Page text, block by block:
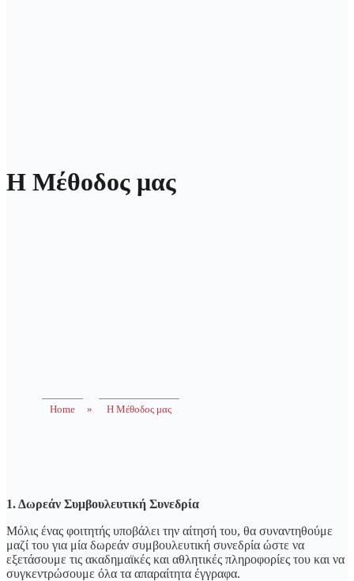
Η Μέθοδος μας
Home » Η Μέθοδος μας
1. Δωρεάν Συμβουλευτική Συνεδρία
Μόλις ένας φοιτητής υποβάλει την αίτησή του, θα συναντηθούμε
μαζί του για μία δωρεάν συμβουλευτική συνεδρία ώστε να
εξετάσουμε τις ακαδημαϊκές και αθλητικές πληροφορίες του και να
συγκεντρώσουμε όλα τα απαραίτητα έγγραφα.